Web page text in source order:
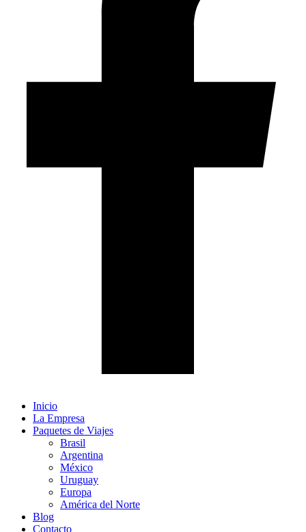
Inicio
La Empresa
Paquetes de Viajes
Brasil
Argentina
México
Uruguay
Europa
América del Norte
Blog
Contacto